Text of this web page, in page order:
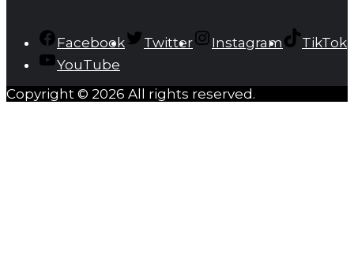
Facebook Twitter Instagram
TikTok
YouTube
Copyright © 2026 All rights reserved.